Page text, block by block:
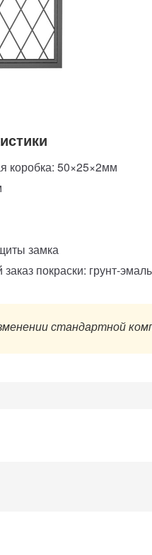
коробка: 50×25×2мм
замка
покраски: грунт-
стандартной